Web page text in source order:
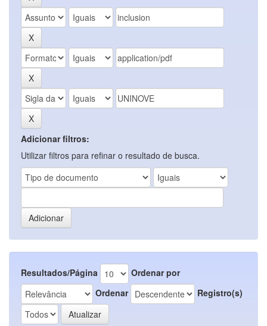
Adicionar filtros:
Utilizar filtros para refinar o resultado de busca.
Resultados/Página
Ordenar por
Ordenar
Registro(s)